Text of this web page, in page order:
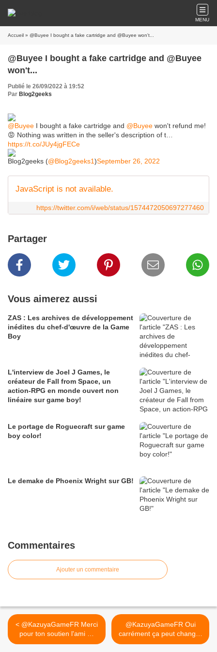
MENU
Accueil » @Buyee I bought a fake cartridge and @Buyee won't...
@Buyee I bought a fake cartridge and @Buyee
won't...
Publié le 26/09/2022 à 19:52
Par Blog2geeks
@Buyee I bought a fake cartridge and @Buyee won't refund me!
😡 Nothing was written in the seller's description of t…
https://t.co/JUy4jgFECe
Blog2geeks (@Blog2geeks1)September 26, 2022
JavaScript is not available.
https://twitter.com/i/web/status/1574472050697277460
Partager
Vous aimerez aussi
ZAS : Les archives de développement
inédites du chef-d'œuvre de la Game
Boy
L'interview de Joel J Games, le
créateur de Fall from Space, un
action-RPG en monde ouvert non
linéaire sur game boy!
Le portage de Roguecraft sur game
boy color!
Le demake de Phoenix Wright sur GB!
Commentaires
Ajouter un commentaire
< @KazuyaGameFR Merci
pour ton soutien l'ami 😉
Je...
@KazuyaGameFR Oui
carrément ça peut changer
un... >